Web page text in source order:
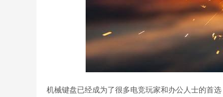
机械键盘已经成为了很多电竞玩家和办公人士的首